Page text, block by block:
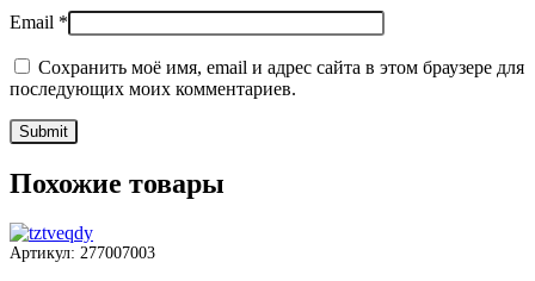
Email *
Сохранить моё имя, email и адрес сайта в этом браузере для
последующих моих комментариев.
Похожие товары
Артикул: 277007003